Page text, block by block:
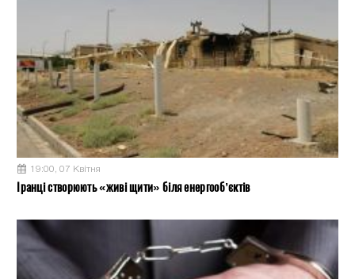
19:00, 07 Квітня
Іранці створюють «живі щити» біля енергооб’єктів